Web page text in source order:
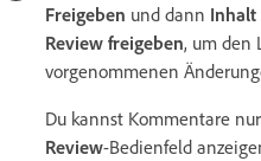
Freigeben und dann Inhalt
Review freigeben, um den
vorgenommenen
Du kannst Kommentare
Review-Bedienfeld